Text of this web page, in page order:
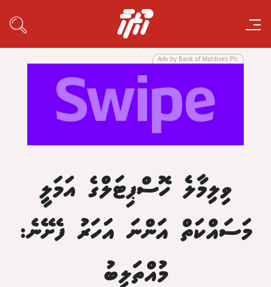
Adv by Bank of Maldives Plc
ވިލިމާލެ ހޮސްޕިޓަލްގެ އަމަލީ
މަސައްކަތް އަންނަ އަހަރު ފެށޭނެ:
މުއްތަލިބު